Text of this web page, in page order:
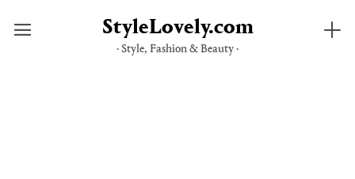
StyleLovely.com
· Style, Fashion & Beauty ·